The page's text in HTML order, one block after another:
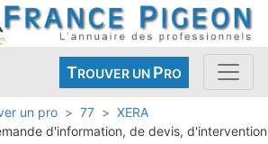
TROUVER UN PRO
un pro 77
XERA
d'information, de devis, d'intervention